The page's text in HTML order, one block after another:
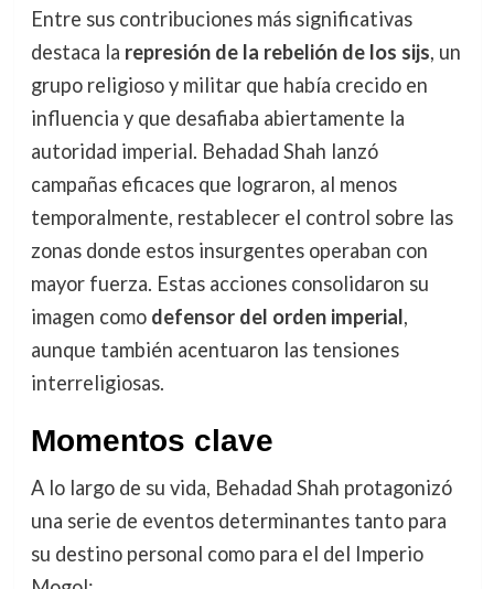
Entre sus contribuciones más significativas
destaca la represión de la rebelión de los sijs, un
grupo religioso y militar que había crecido en
influencia y que desafiaba abiertamente la
autoridad imperial. Behadad Shah lanzó
campañas eficaces que lograron, al menos
temporalmente, restablecer el control sobre las
zonas donde estos insurgentes operaban con
mayor fuerza. Estas acciones consolidaron su
imagen como defensor del orden imperial,
aunque también acentuaron las tensiones
interreligiosas.
Momentos clave
A lo largo de su vida, Behadad Shah protagonizó
una serie de eventos determinantes tanto para
su destino personal como para el del Imperio